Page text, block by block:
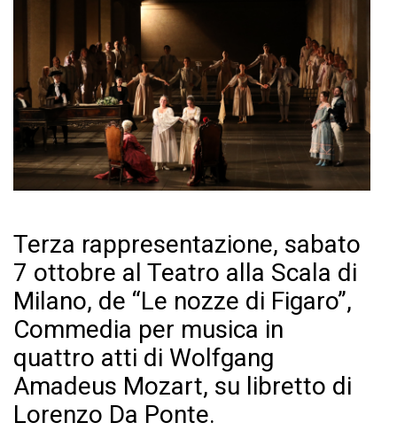
Terza rappresentazione, sabato
7 ottobre al Teatro alla Scala di
Milano, de “Le nozze di Figaro”,
Commedia per musica in
quattro atti di Wolfgang
Amadeus Mozart, su libretto di
Lorenzo Da Ponte.